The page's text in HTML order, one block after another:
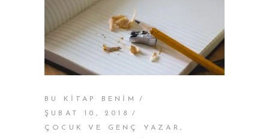
BU KİTAP BENİM
ŞUBAT 10, 2018
ÇOCUK VE GENÇ YAZAR ,